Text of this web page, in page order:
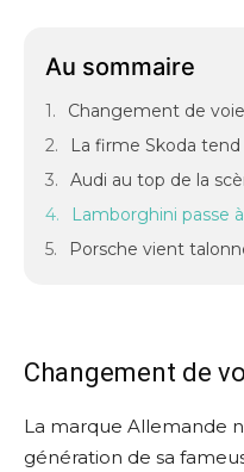
Au sommaire
Changement de
La firme Skoda
Audi au top de la
Lamborghini passe à
Porsche vient
Changement de
La marque Allemande
génération de sa